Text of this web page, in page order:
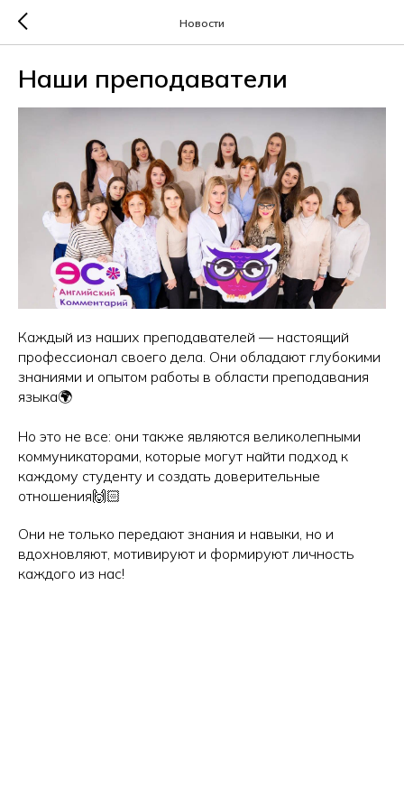
Новости
Наши преподаватели
Каждый из наших преподавателей — настоящий
профессионал своего дела. Они обладают глубокими
знаниями и опытом работы в области преподавания
языка🌍
Но это не все: они также являются великолепными
коммуникаторами, которые могут найти подход к
каждому студенту и создать доверительные
отношения🙌🏻
Они не только передают знания и навыки, но и
вдохновляют, мотивируют и формируют личность
каждого из нас!